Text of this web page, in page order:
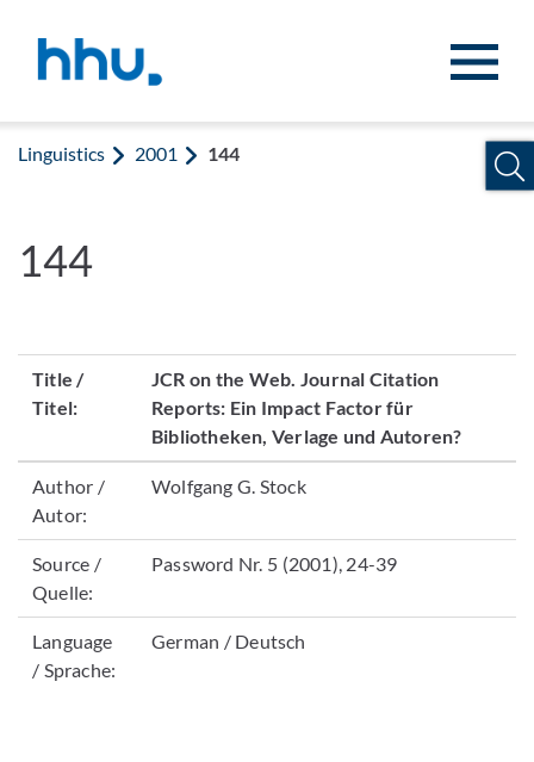
Linguistics 2001 144
144
Title /
Titel:
JCR on the Web. Journal Citation
Reports: Ein Impact Factor für
Bibliotheken, Verlage und Autoren?
Author /
Autor:
Wolfgang G. Stock
Source /
Quelle:
Password Nr. 5 (2001), 24-39
Language
/ Sprache:
German / Deutsch